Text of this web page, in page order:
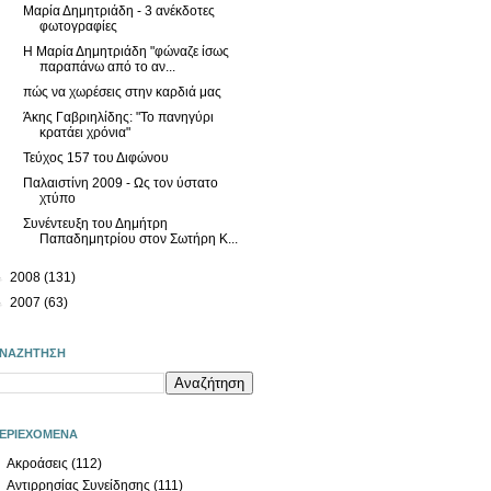
Μαρία Δημητριάδη - 3 ανέκδοτες
φωτογραφίες
Η Μαρία Δημητριάδη "φώναζε ίσως
παραπάνω από το αν...
πώς να χωρέσεις στην καρδιά μας
Άκης Γαβριηλίδης: "Το πανηγύρι
κρατάει χρόνια"
Τεύχος 157 του Διφώνου
Παλαιστίνη 2009 - Ως τον ύστατο
χτύπο
Συνέντευξη του Δημήτρη
Παπαδημητρίου στον Σωτήρη Κ...
2008 (131)
2007 (63)
Ακροάσεις (112)
Αντιρρησίας Συνείδησης (111)